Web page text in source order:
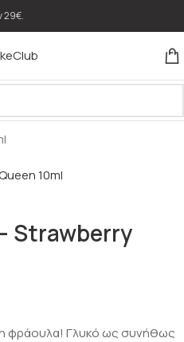
29€.
Strawberry
η φράουλα! Γλυκό ως συνήθως